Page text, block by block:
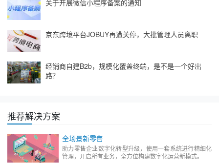
关于开展微信小程序备案的通知
京东跨境平台JOBUY再遭关停，大批管理人员离职
经销商自建B2b，规模化覆盖终端，是不是一个好出
路？
推荐解决方案
全场景新零售
助力零售企业数字化转型升级，使用一套系统进行精细化
管理，开启所有业务，全方位构建数字化运营新模式。